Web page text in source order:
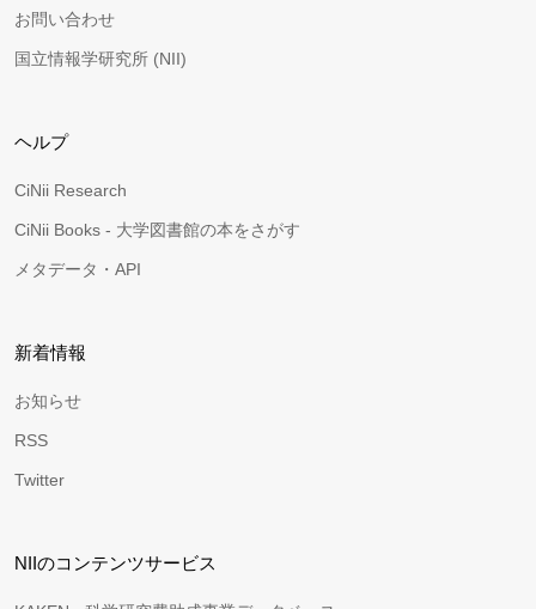
お問い合わせ
国立情報学研究所 (NII)
ヘルプ
CiNii Research
CiNii Books - 大学図書館の本をさがす
メタデータ・API
新着情報
お知らせ
RSS
Twitter
NIIのコンテンツサービス